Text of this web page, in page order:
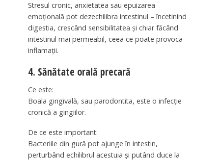
Stresul cronic, anxietatea sau epuizarea
emoțională pot dezechilibra intestinul – încetinind
digestia, crescând sensibilitatea și chiar făcând
intestinul mai permeabil, ceea ce poate provoca
inflamații.
4. Sănătate orală precară
Ce este:
Boala gingivală, sau parodontita, este o infecție
cronică a gingiilor.
De ce este important:
Bacteriile din gură pot ajunge în intestin,
perturbând echilibrul acestuia și putând duce la